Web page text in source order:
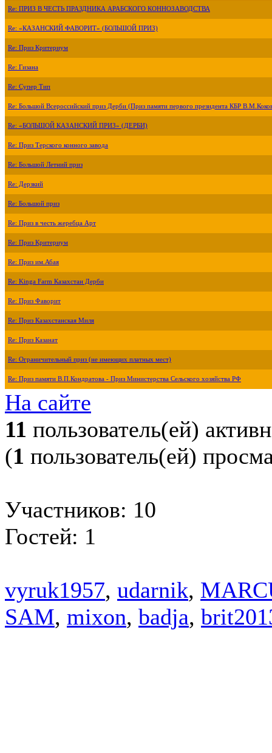
Re: ПРИЗ В ЧЕСТЬ ПРАЗДНИКА АРАБСКОГО КОННОЗАВОДСТВА
Re: «КАЗАНСКИЙ ФАВОРИТ» (БОЛЬШОЙ ПРИЗ)
Re: Приз Критериум
Re: Гизана
Re: Супер Тип
Re: Большой Всероссийский приз Дерби (Приз памяти первого президента КБР
Re: «БОЛЬШОЙ КАЗАНСКИЙ ПРИЗ» (ДЕРБИ)
Re: Приз Терского конного завода
Re: Большой Летний приз
Re: Дерзкий
Re: Большой приз
Re: Приз в честь жеребца Арт
Re: Приз Критериум
Re: Приз им.Абая
Re: Kinga Farm Казахстан Дерби
Re: Приз Фаворит
Re: Приз Казахстанская Миля
Re: Приз Казанат
Re: Ограничительный приз (не имеющих платных мест)
Re: Приз памяти В.П.Кондратова - Приз Министерства Сельского хозяйства РФ
На сайте
11 пользователь(ей)
(1 пользователь(ей)
Участников: 10
Гостей: 1
vyruk1957, udarnik,
SAM, mixon, badja,